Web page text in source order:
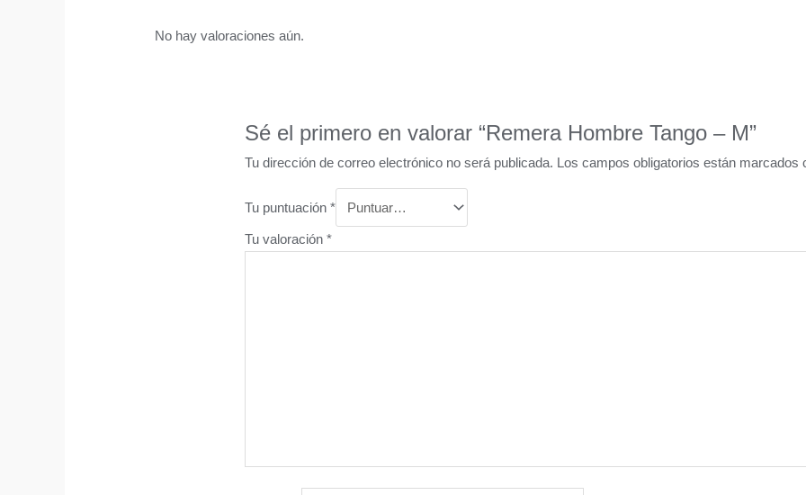
No hay valoraciones aún.
Sé el primero en valorar “Remera Hombre Tango – M”
Tu dirección de correo electrónico no será publicada. Los campos obligatorios están marcados
Tu puntuación*
Tu valoración*